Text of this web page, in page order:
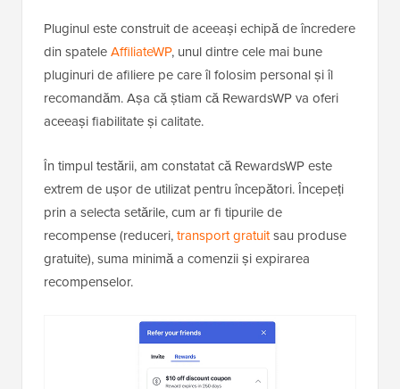
Pluginul este construit de aceeași echipă de încredere
din spateleAffiliateWP, unul dintre cele mai bune
pluginuri de afiliere pe care îl folosim personal și îl
recomandăm. Așa că știam că RewardsWP va oferi
aceeași fiabilitate și calitate.
În timpul testării, am constatat că RewardsWP este
extrem de ușor de utilizat pentru începători. Începeți
prin a selecta setările, cum ar fi tipurile de
recompense (reduceri,transport gratuitsau produse
gratuite), suma minimă a comenzii și expirarea
recompenselor.